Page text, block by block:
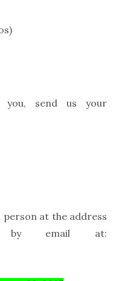
send us your
at the address
by email at: